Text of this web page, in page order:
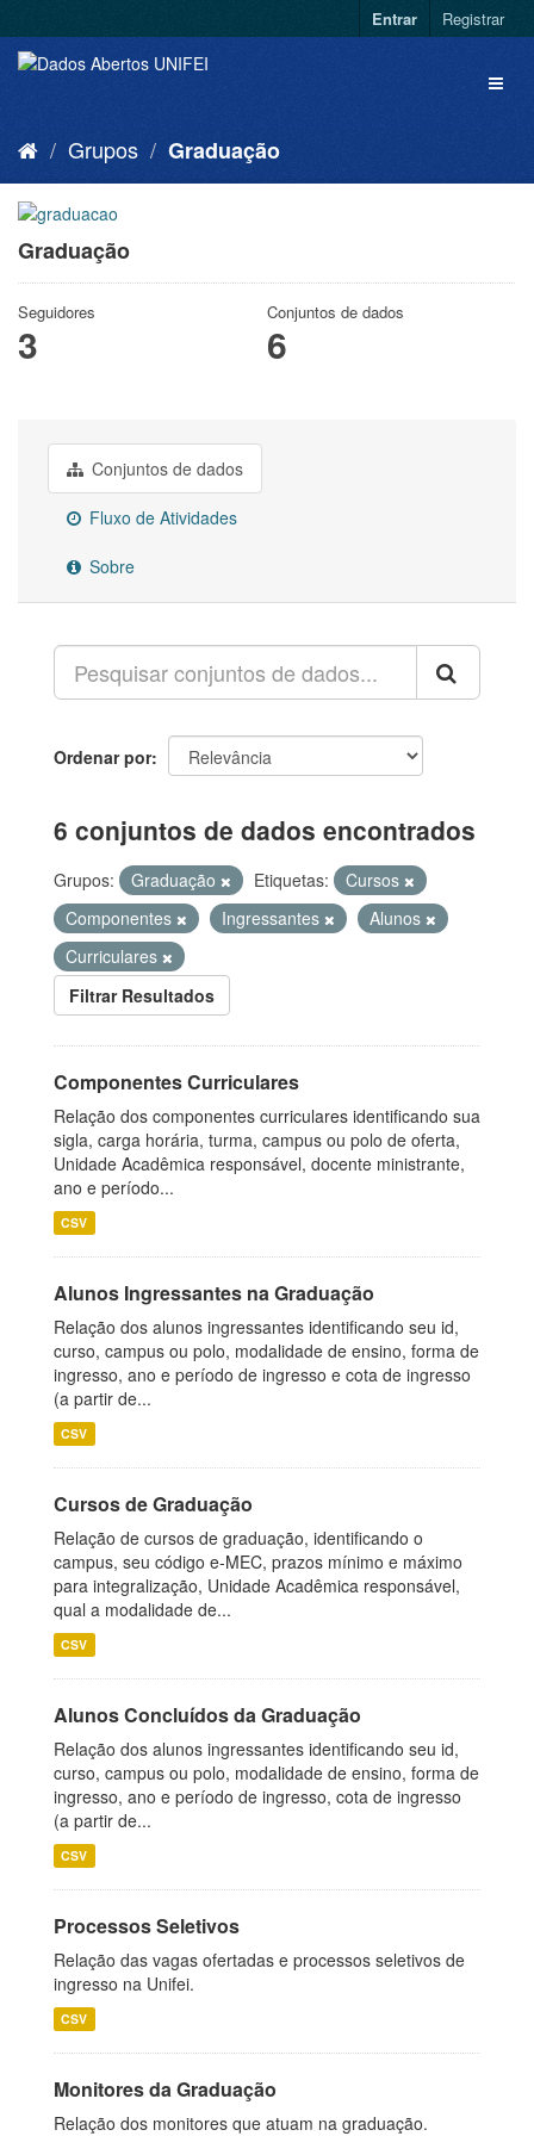
Entrar Registrar
Grupos Graduação
Graduação
Seguidores
3
Conjuntos de dados
6
Conjuntos de dados
Fluxo de Atividades
Sobre
Ordenar por
6 conjuntos de dados encontrados
Grupos: Graduação Etiquetas:
Cursos
Componentes
Ingressantes
Alunos
Curriculares
Filtrar Resultados
Componentes Curriculares
Relação dos componentes curriculares identificando sua
sigla, carga horária, turma, campus ou polo de oferta,
Unidade Acadêmica responsável, docente ministrante,
ano e período...
CSV
Alunos Ingressantes na Graduação
Relação dos alunos ingressantes identificando seu id,
curso, campus ou polo, modalidade de ensino, forma de
ingresso, ano e período de ingresso e cota de ingresso
(a partir de...
CSV
Cursos de Graduação
Relação de cursos de graduação, identificando o
campus, seu código e-MEC, prazos mínimo e máximo
para integralização, Unidade Acadêmica responsável,
qual a modalidade de...
CSV
Alunos Concluídos da Graduação
Relação dos alunos ingressantes identificando seu id,
curso, campus ou polo, modalidade de ensino, forma de
ingresso, ano e período de ingresso, cota de ingresso
(a partir de...
CSV
Processos Seletivos
Relação das vagas ofertadas e processos seletivos de
ingresso na Unifei.
CSV
Monitores da Graduação
Relação dos monitores que atuam na graduação.